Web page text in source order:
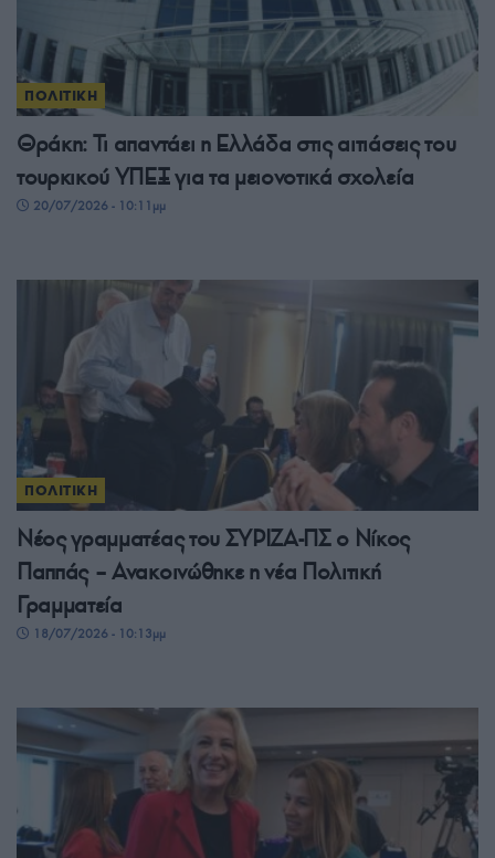
ΠΟΛΙΤΙΚΗ
Θράκη: Τι απαντάει η Ελλάδα στις αιτιάσεις του
τουρκικού ΥΠΕΞ για τα μειονοτικά σχολεία
20/07/2026 - 10:11μμ
ΠΟΛΙΤΙΚΗ
Νέος γραμματέας του ΣΥΡΙΖΑ-ΠΣ ο Νίκος
Παππάς – Ανακοινώθηκε η νέα Πολιτική
Γραμματεία
18/07/2026 - 10:13μμ